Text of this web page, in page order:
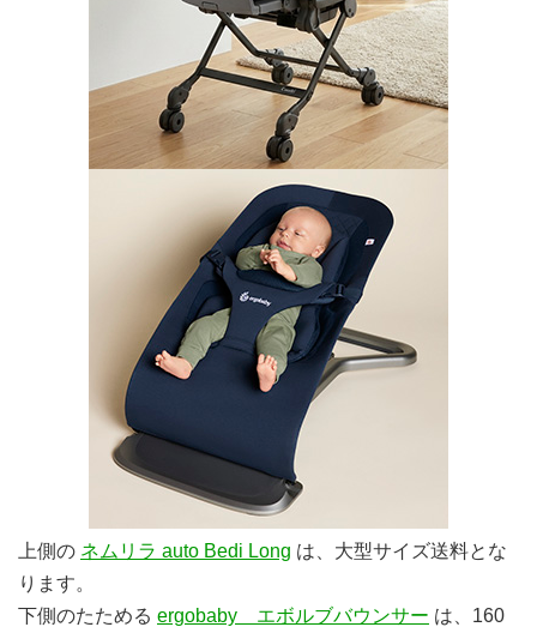
上側の ネムリラ auto Bedi Long は、大型サイズ送料とな
ります。
下側のたためる ergobaby エボルブバウンサー は、160